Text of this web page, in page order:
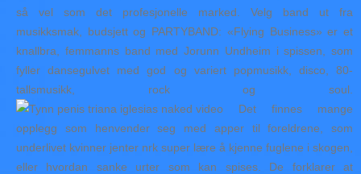
så vel som det profesjonelle marked. Velg band ut fra
musikksmak, budsjett og PARTYBAND: «Flying Business» er et
knallbra, femmanns band med Jorunn Undheim i spissen, som
fyller dansegulvet med god og variert popmusikk, disco, 80-
tallsmusikk, rock og soul.
Det finnes mange
opplegg som henvender seg med apper til foreldrene, som
underlivet kvinner jenter nrk super lære å kjenne fuglene i skogen,
eller hvordan sanke urter som kan spises. De forklarer at